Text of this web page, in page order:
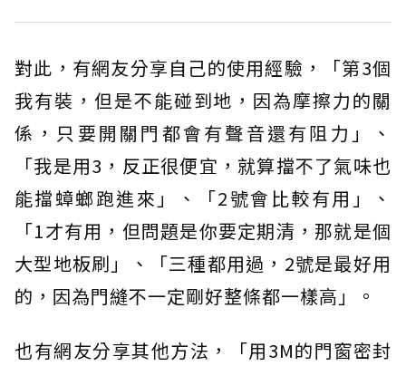
對此，有網友分享自己的使用經驗，「第3個
我有裝，但是不能碰到地，因為摩擦力的關
係，只要開關門都會有聲音還有阻力」、
「我是用3，反正很便宜，就算擋不了氣味也
能擋蟑螂跑進來」、「2號會比較有用」、
「1才有用，但問題是你要定期清，那就是個
大型地板刷」、「三種都用過，2號是最好用
的，因為門縫不一定剛好整條都一樣高」。
也有網友分享其他方法，「用3M的門窗密封